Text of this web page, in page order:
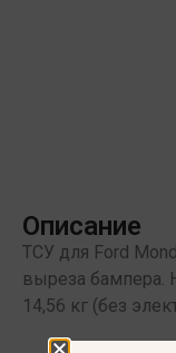
Описание
ТСУ для Ford
выреза бампера.
14,56 кг (без